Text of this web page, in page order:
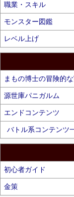
職業・スキル
モンスター図鑑
レベル上げ
まもの博士の冒険的
源世庫パニガルム
エンドコンテンツ
バトル系コンテンツ
初心者ガイド
金策